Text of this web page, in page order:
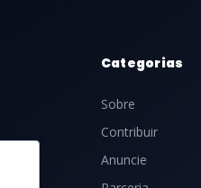
Categorias
Sobre
Contribuir
Anuncie